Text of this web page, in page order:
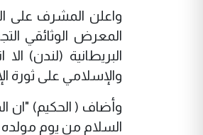
واعلن المشرف على
المعرض الوثائقي
البريطانية (لندن)
والإسلامي على ثورة
السلام من يوم